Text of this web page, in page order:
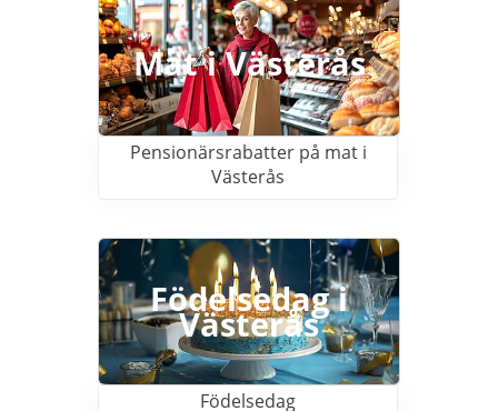
Mat i Västerås
Pensionärsrabatter på mat i
Västerås
Födelsedag i
Västerås
Födelsedag